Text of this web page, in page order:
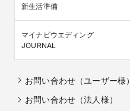
新生活準備
マイナビウエディング
JOURNAL
お問い合わせ（ユーザー様）
お問い合わせ（法人様）